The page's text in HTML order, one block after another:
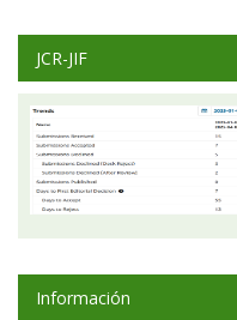
JCR-JIF
Información